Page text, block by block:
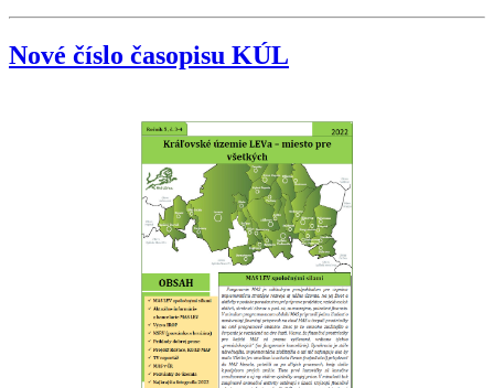
Nové číslo časopisu KÚL